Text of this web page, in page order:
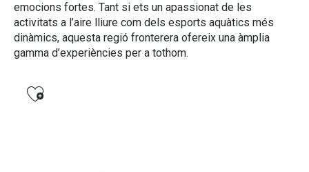
emocions fortes. Tant si ets un apassionat de les
activitats a l’aire lliure com dels esports aquàtics més
dinàmics, aquesta regió fronterera ofereix una àmplia
gamma d’experiències per a tothom.
Ajouter aux favoris